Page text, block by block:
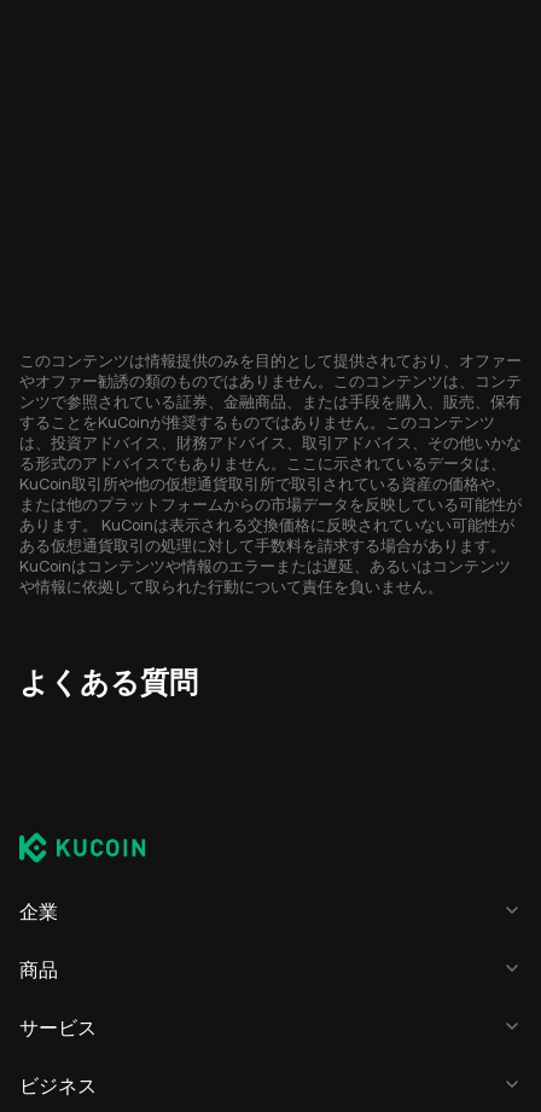
このコンテンツは情報提供のみを目的として提供されており、オファー
やオファー勧誘の類のものではありません。このコンテンツは、コンテ
ンツで参照されている証券、金融商品、または手段を購入、販売、保有
することをKuCoinが推奨するものではありません。このコンテンツ
は、投資アドバイス、財務アドバイス、取引アドバイス、その他いかな
る形式のアドバイスでもありません。ここに示されているデータは、
KuCoin取引所や他の仮想通貨取引所で取引されている資産の価格や、
または他のプラットフォームからの市場データを反映している可能性が
あります。 KuCoinは表示される交換価格に反映されていない可能性が
ある仮想通貨取引の処理に対して手数料を請求する場合があります。
KuCoinはコンテンツや情報のエラーまたは遅延、あるいはコンテンツ
や情報に依拠して取られた行動について責任を負いません。
よくある質問
企業
商品
サービス
ビジネス